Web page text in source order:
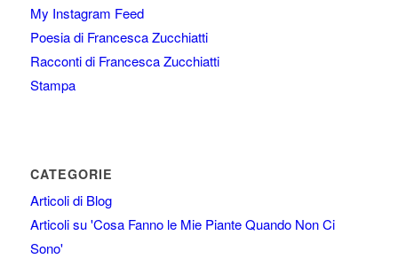
My Instagram Feed
Poesia di Francesca Zucchiatti
Racconti di Francesca Zucchiatti
Stampa
CATEGORIE
Articoli di Blog
Articoli su 'Cosa Fanno le Mie Piante Quando Non Ci
Sono'